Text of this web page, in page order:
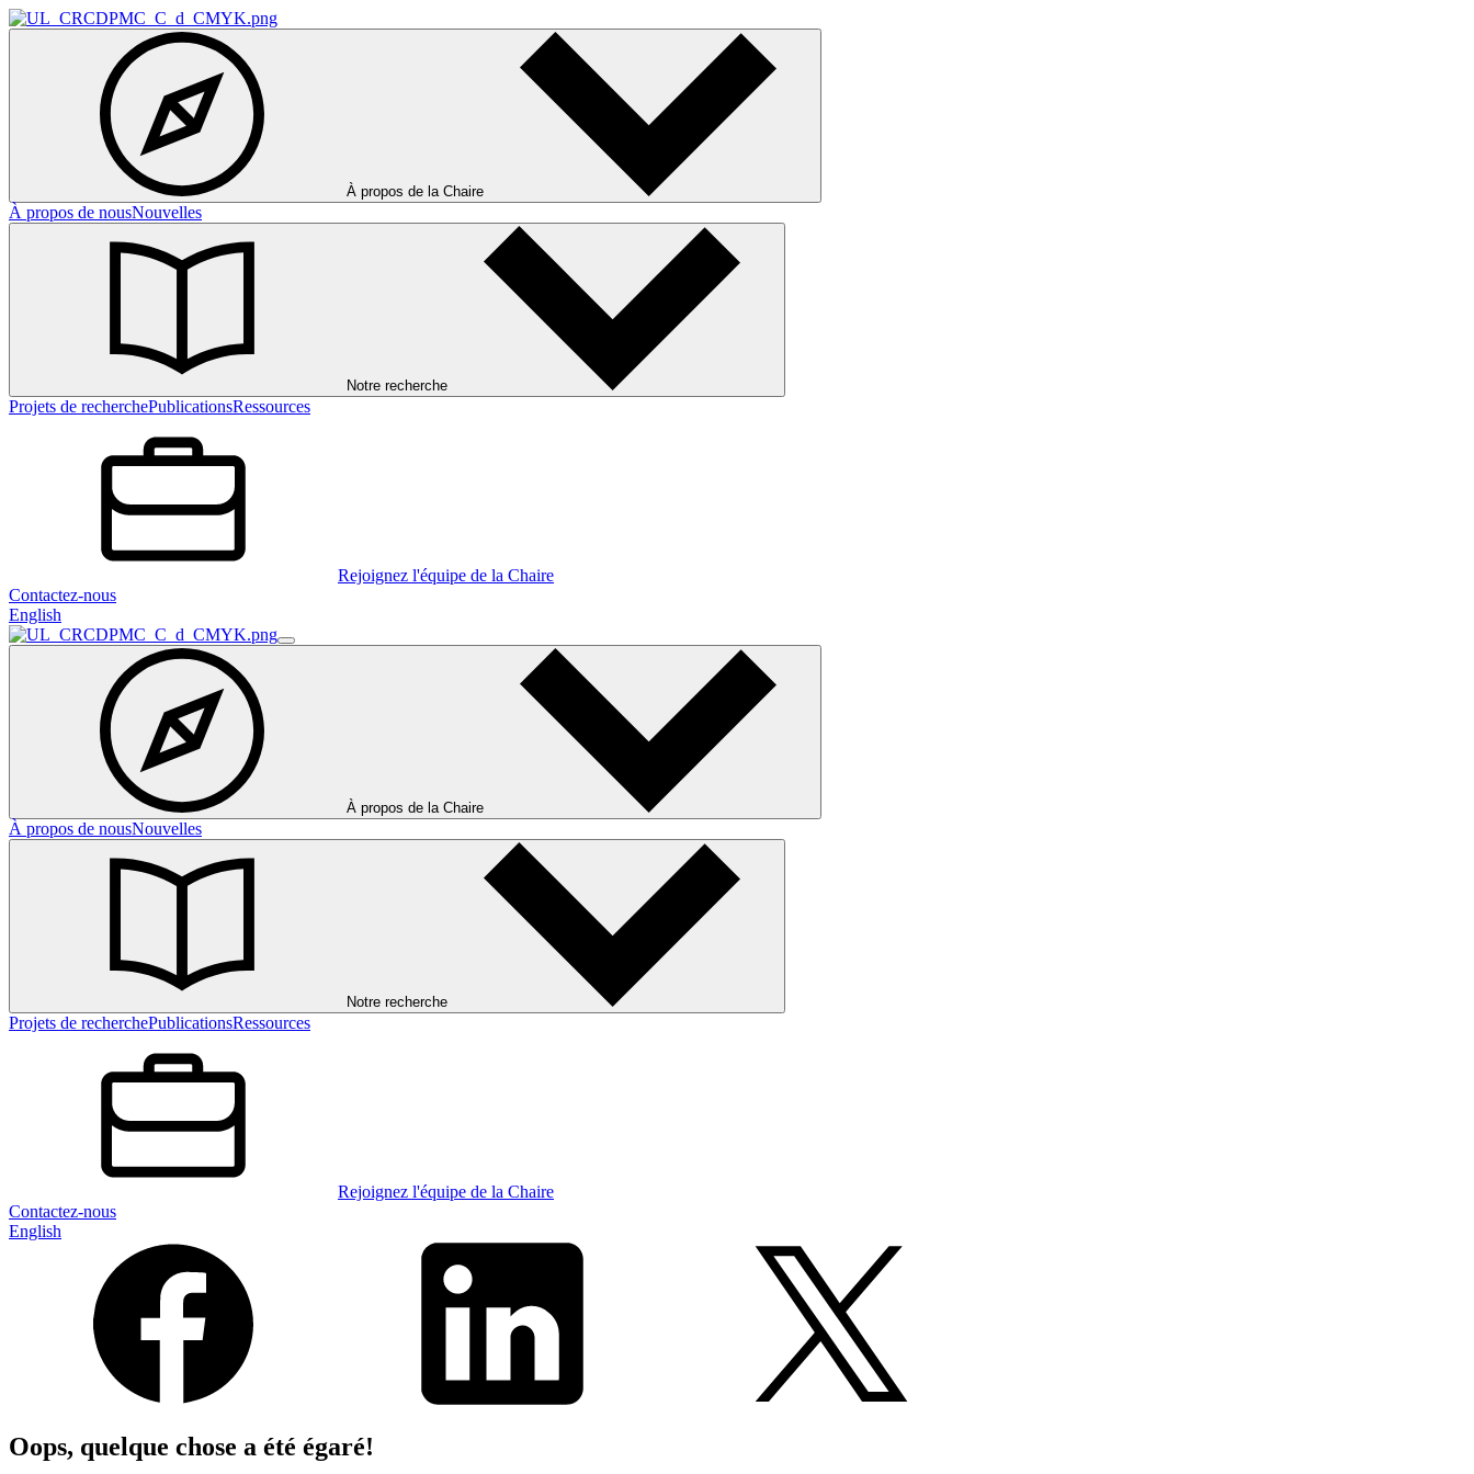
À propos de la Chaire
À propos de nousNouvelles
Notre recherche
Projets de recherchePublicationsRessources
Rejoignez l'équipe de la Chaire
Contactez-nous
English
À propos de la Chaire
À propos de nousNouvelles
Notre recherche
Projets de recherchePublicationsRessources
Rejoignez l'équipe de la Chaire
Contactez-nous
English
Oops, quelque chose a été égaré!